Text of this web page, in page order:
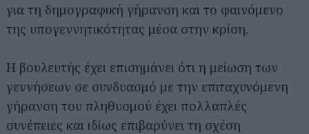
για τη δημογραφική γήρανση και το φαινόμενο
της υπογεννητικότητας μέσα στην κρίση.
Η βουλευτής έχει επισημάνει ότι η μείωση των
γεννήσεων σε συνδυασμό με την επιταχυνόμενη
γήρανση του πληθυσμού έχει πολλαπλές
συνέπειες και ιδίως επιβαρύνει τη σχέση